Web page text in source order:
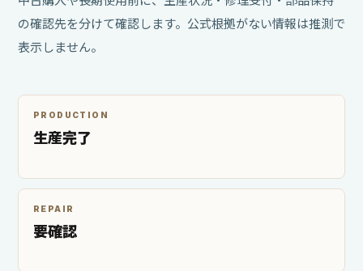
の確認先を分けて確認します。公式根拠がない情報は推測で
表示しません。
PRODUCTION
生産完了
REPAIR
要確認